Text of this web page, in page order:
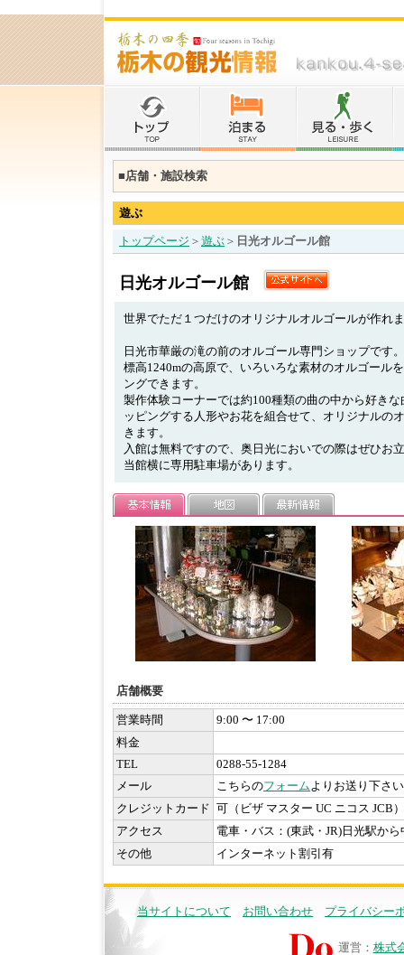
■店舗・施設検索
遊ぶ
トップページ ＞ 遊ぶ ＞ 日光オルゴール館
日光オルゴール館
世界でただ１つだけのオリジナルオルゴールが作れ
日光市華厳の滝の前のオルゴール専門ショップです。
標高1240mの高原で、いろいろな素材のオルゴール
ングできます。
製作体験コーナーでは約100種類の曲の中から好き
ッピングする人形やお花を組合せて、オリジナルの
きます。
入館は無料ですので、奥日光においでの際はぜひお
当館横に専用駐車場があります。
店舗概要
営業時間
9:00 〜 17:00
料金
TEL
0288-55-1284
メール
こちらのフォームよりお送り下さい
クレジットカード 可（ビザ マスター UC ニコス JCB）
アクセス
電車・バス：(東武・JR)日光駅か
その他
インターネット割引有
当サイトについて お問い合わせ プライバシー
運営： 株式